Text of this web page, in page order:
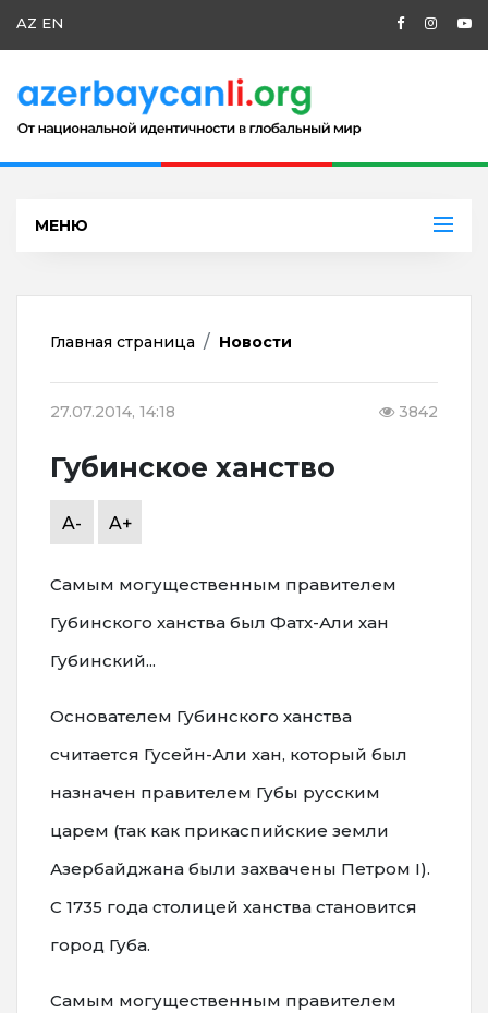
AZ EN
МЕНЮ
Главная страница Новости
27.07.2014, 14:18 3842
Губинское ханство
A- A+
Самым могущественным правителем
Губинского ханства был Фатх-Али хан
Губинский...
Основателем Губинского ханства
считается Гусейн-Али хан, который был
назначен правителем Губы русским
царем (так как прикаспийские земли
Азербайджана были захвачены Петром I).
С 1735 года столицей ханства становится
город Губа.
Самым могущественным правителем